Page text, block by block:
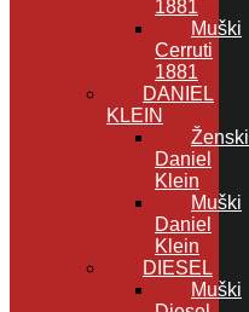
1881
Muški
Cerruti
1881
DANIEL
KLEIN
Ženski
Daniel
Klein
Muški
Daniel
Klein
DIESEL
Muški